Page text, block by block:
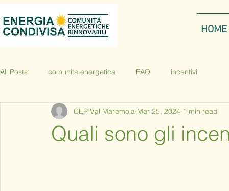
HOME
All Posts comunita energetica FAQ incentivi
Quali sono gli
CER Val Maremola Mar 25, 2024 1 min read